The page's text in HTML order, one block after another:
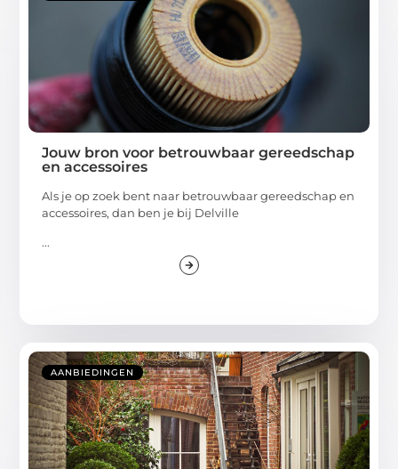
Jouw bron voor betrouwbaar gereedschap
en accessoires
Als je op zoek bent naar betrouwbaar gereedschap en
accessoires, dan ben je bij Delville
...
AANBIEDINGEN